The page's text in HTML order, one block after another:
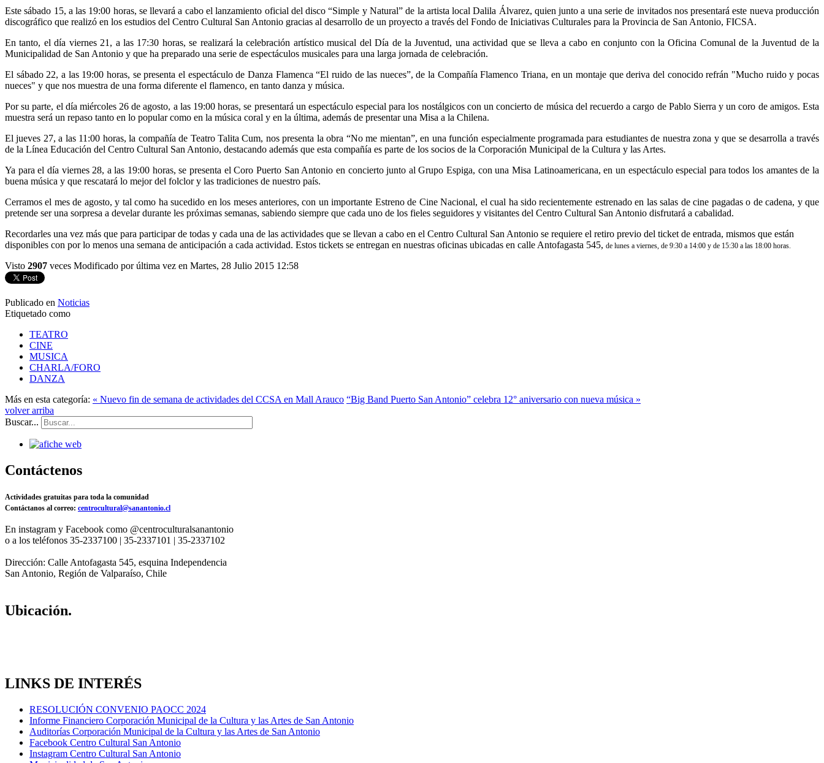
Este sábado 15, a las 19:00 horas, se llevará a cabo el lanzamiento oficial del disco “Simple y Natural” de la artista local Dalila Álvarez, quien junto a una serie de invitados nos presentará este nueva producción
discográfico que realizó en los estudios del Centro Cultural San Antonio gracias al desarrollo de un proyecto a través del Fondo de Iniciativas Culturales para la Provincia de San Antonio, FICSA.
En tanto, el día viernes 21, a las 17:30 horas, se realizará la celebración artístico musical del Día de la Juventud, una actividad que se lleva a cabo en conjunto con la Oficina Comunal de la Juventud de la
Municipalidad de San Antonio y que ha preparado una serie de espectáculos musicales para una larga jornada de celebración.
El sábado 22, a las 19:00 horas, se presenta el espectáculo de Danza Flamenca “El ruido de las nueces”, de la Compañía Flamenco Triana, en un montaje que deriva del conocido refrán "Mucho ruido y pocas
nueces" y que nos muestra de una forma diferente el flamenco, en tanto danza y música.
Por su parte, el día miércoles 26 de agosto, a las 19:00 horas, se presentará un espectáculo especial para los nostálgicos con un concierto de música del recuerdo a cargo de Pablo Sierra y un coro de amigos. Esta
muestra será un repaso tanto en lo popular como en la música coral y en la última, además de presentar una Misa a la Chilena.
El jueves 27, a las 11:00 horas, la compañía de Teatro Talita Cum, nos presenta la obra “No me mientan”, en una función especialmente programada para estudiantes de nuestra zona y que se desarrolla a través
de la Línea Educación del Centro Cultural San Antonio, destacando además que esta compañía es parte de los socios de la Corporación Municipal de la Cultura y las Artes.
Ya para el día viernes 28, a las 19:00 horas, se presenta el Coro Puerto San Antonio en concierto junto al Grupo Espiga, con una Misa Latinoamericana, en un espectáculo especial para todos los amantes de la
buena música y que rescatará lo mejor del folclor y las tradiciones de nuestro país.
Cerramos el mes de agosto, y tal como ha sucedido en los meses anteriores, con un importante Estreno de Cine Nacional, el cual ha sido recientemente estrenado en las salas de cine pagadas o de cadena, y que
pretende ser una sorpresa a develar durante les próximas semanas, sabiendo siempre que cada uno de los fieles seguidores y visitantes del Centro Cultural San Antonio disfrutará a cabalidad.
Recordarles una vez más que para participar de todas y cada una de las actividades que se llevan a cabo en el Centro Cultural San Antonio se requiere el retiro previo del ticket de entrada, mismos que están
disponibles con por lo menos una semana de anticipación a cada actividad. Estos tickets se entregan en nuestras oficinas ubicadas en calle Antofagasta 545, de lunes a viernes, de 9:30 a 14:00 y de 15:30 a las 18:00 horas.
Visto 2907 veces Modificado por última vez en Martes, 28 Julio 2015 12:58
Publicado en Noticias
Etiquetado como
TEATRO
CINE
MUSICA
CHARLA/FORO
DANZA
Más en esta categoría: « Nuevo fin de semana de actividades del CCSA en Mall Arauco “Big Band Puerto San Antonio” celebra 12° aniversario con nueva música »
volver arriba
Buscar...
Contáctenos
Actividades gratuitas para toda la comunidad
Contáctanos al correo: centrocultural@sanantonio.cl
En instagram y Facebook como @centroculturalsanantonio
o a los teléfonos 35-2337100 | 35-2337101 | 35-2337102
Dirección: Calle Antofagasta 545, esquina Independencia
San Antonio, Región de Valparaíso, Chile
Ubicación.
LINKS DE INTERÉS
RESOLUCIÓN CONVENIO PAOCC 2024
Informe Financiero Corporación Municipal de la Cultura y las Artes de San Antonio
Auditorías Corporación Municipal de la Cultura y las Artes de San Antonio
Facebook Centro Cultural San Antonio
Instagram Centro Cultural San Antonio